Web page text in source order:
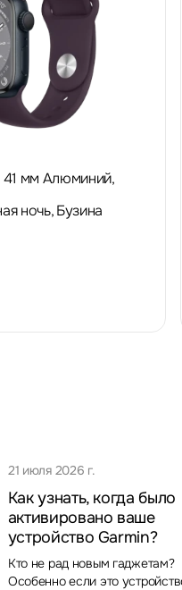
41 мм Алюминий,
ночь, Бузина
21 июля 2026 г.
Как узнать, когда было
активировано ваше
устройство Garmin?
Кто не рад новым гаджетам?
Особенно если это